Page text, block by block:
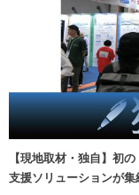
【現地取材・独自】初
支援ソリューションが集